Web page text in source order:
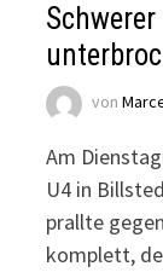
von
Am
U4 in
prallte
komplett,